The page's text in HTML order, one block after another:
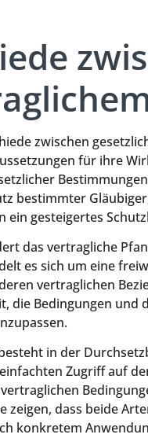
zwischen
für ihre
bestimmter
ein gesteigertes
das vertragliche
es sich um eine
vertraglichen
die Bedingungen
in der
Zugriff auf
zeigen, dass beide
konkretem